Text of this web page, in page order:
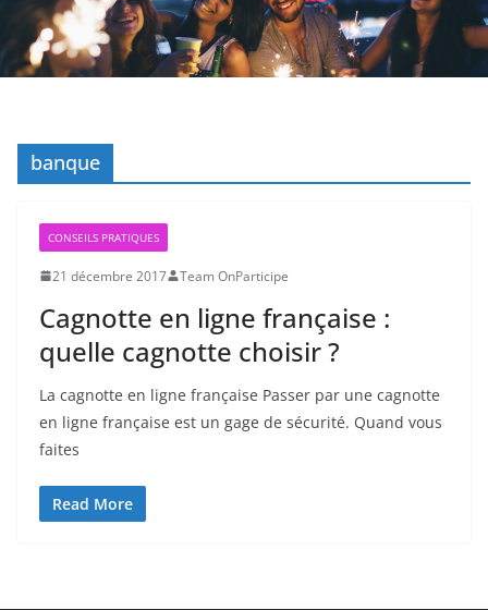
banque
CONSEILS PRATIQUES
21 décembre 2017 Team OnParticipe
Cagnotte en ligne française :
quelle cagnotte choisir ?
La cagnotte en ligne française Passer par une cagnotte
en ligne française est un gage de sécurité. Quand vous
faites
Read More